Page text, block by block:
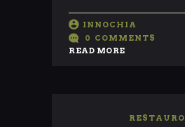
INNOCHIA
0 COMMENTS
READ MORE
RESTAURO